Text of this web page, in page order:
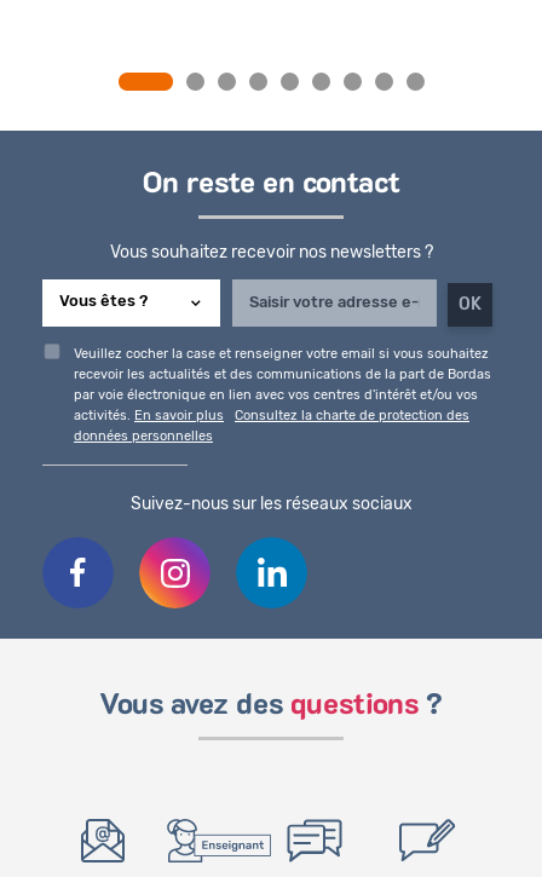
On reste en contact
Vous souhaitez recevoir nos newsletters ?
Veuillez cocher la case et renseigner votre email si vous souhaitez
recevoir les actualités et des communications de la part de Bordas
par voie électronique en lien avec vos centres d'intérêt et/ou vos
activités.
En savoir plus
Consultez la charte de protection des
données personnelles
Suivez-nous sur les réseaux sociaux
Vous avez des questions ?